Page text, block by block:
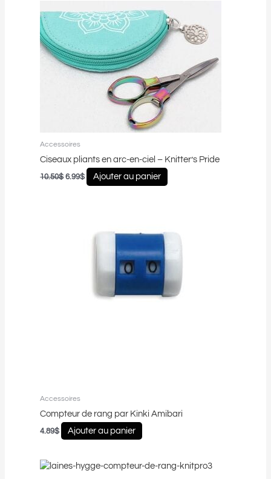
Accessoires
Ciseaux pliants en arc-en-ciel – Knitter’s Pride
10.50$
initial
était :
10.50$.
6.99$
actuel
est :
6.99$.
Ajouter au panier
Accessoires
Compteur de rang par Kinki Amibari
4.89$ Ajouter au panier